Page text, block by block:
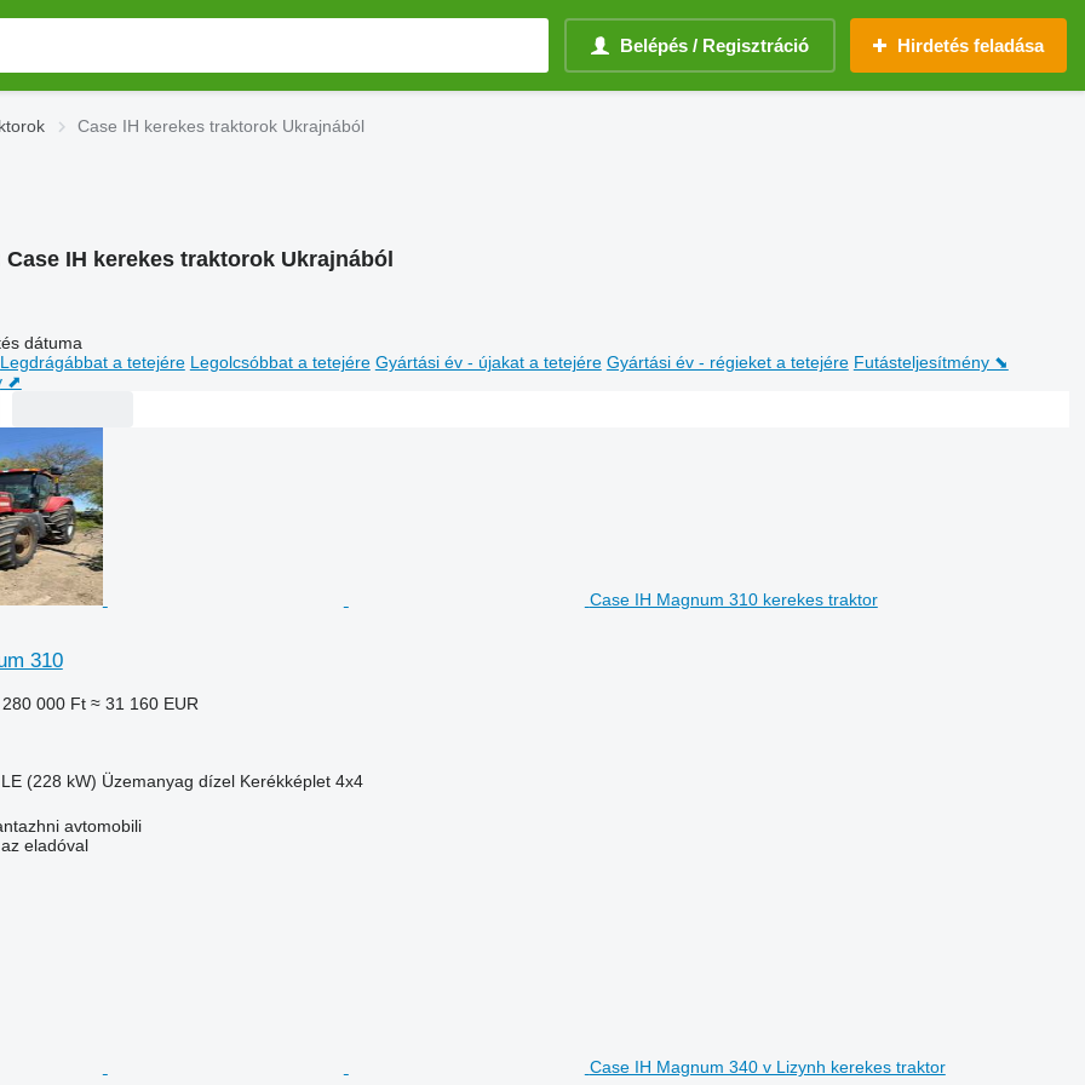
Belépés / Regisztráció Hirdetés feladása
Case IH kerekes traktorok Ukrajnából
Case IH kerekes traktorok Ukrajnából
dátuma
Legdrágábbat a tetejére Legolcsóbbat a tetejére Gyártási év - újakat a tetejére Gyártási év - régieket a tetejére Futásteljesítmény ⬊
⬈
Case IH Magnum 310 kerekes traktor
310
000 Ft ≈ 31 160 EUR
(228 kW) Üzemanyag dízel Kerékképlet 4x4
avtomobili
eladóval
Case IH Magnum 340 v Lizynh kerekes traktor